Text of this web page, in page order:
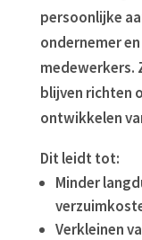
persoonlijke
ondernemer
medewerkers.
blijven richten
ontwikkelen
Dit leidt tot:
Minder
Verkleinen